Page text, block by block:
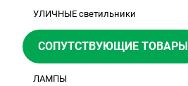
УЛИЧНЫЕ светильники
СОПУТСТВУЮЩИЕ ТОВАРЫ
ЛАМПЫ